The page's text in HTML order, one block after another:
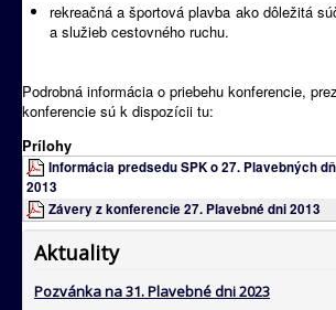
rekreačná a športová plavba ako dôležitá
a služieb cestovného ruchu.
Podrobná informácia o priebehu konferencie,
konferencie sú k dispozícii tu:
Prílohy
Informácia predsedu SPK o 27. Plavebných
2013
Závery z konferencie 27. Plavebné dni 2013
Aktuality
Pozvánka na 31. Plavebné dni 2023